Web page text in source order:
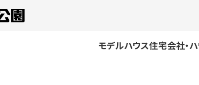
モデルハウス住宅会社・